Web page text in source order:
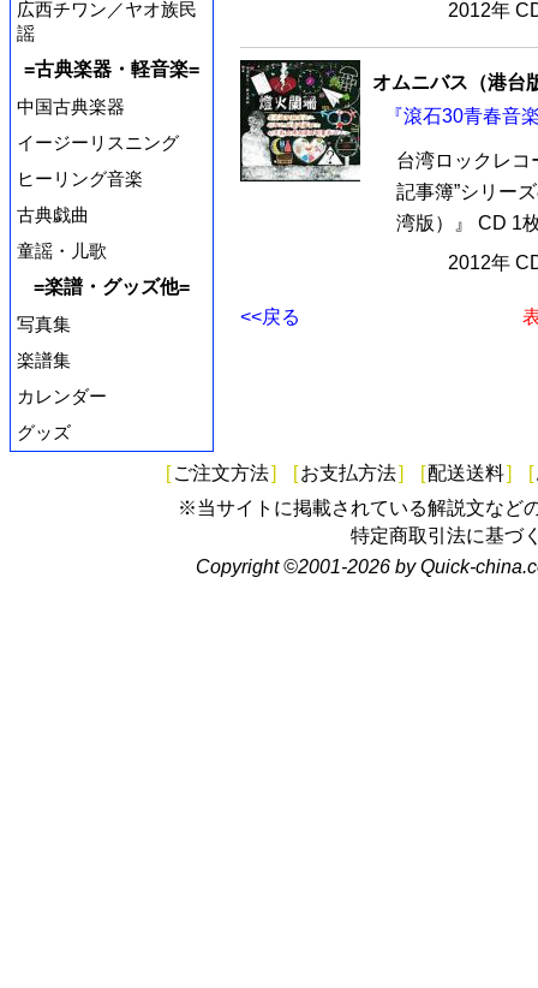
広西チワン／ヤオ族民
謡
=古典楽器・軽音楽=
中国古典楽器
イージーリスニング
ヒーリング音楽
古典戯曲
童謡・儿歌
=楽譜・グッズ他=
写真集
楽譜集
カレンダー
グッズ
2012年
オムニバス（港台
『滾石30青春音
台湾ロックレコ
記事簿”シリー
湾版）』 CD 1
2012年
<<戻る
[ ご注文方法] [お支払方法] [配送送料] [
※当サイトに掲載されている解説文など
特定商取引法に基づ
Copyright ©2001-2026 by Quick-